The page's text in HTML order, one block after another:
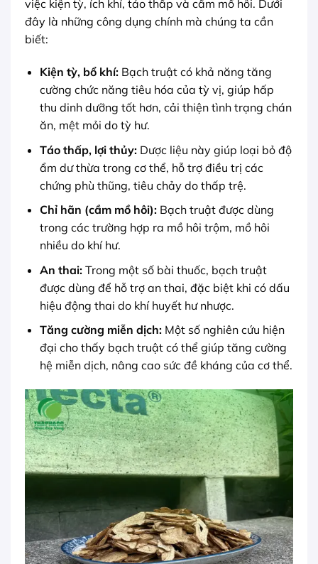
việc kiện tỳ, ích khí, táo thấp và cầm mồ hôi. Dưới
đây là những công dụng chính mà chúng ta cần
biết:
Kiện tỳ, bổ khí:Bạch truật có khả năng tăng
cường chức năng tiêu hóa của tỳ vị, giúp hấp
thu dinh dưỡng tốt hơn, cải thiện tình trạng chán
ăn, mệt mỏi do tỳ hư.
Táo thấp, lợi thủy:Dược liệu này giúp loại bỏ độ
ẩm dư thừa trong cơ thể, hỗ trợ điều trị các
chứng phù thũng, tiêu chảy do thấp trệ.
Chỉ hãn (cầm mồ hôi):Bạch truật được dùng
trong các trường hợp ra mồ hôi trộm, mồ hôi
nhiều do khí hư.
An thai:Trong một số bài thuốc, bạch truật
được dùng để hỗ trợ an thai, đặc biệt khi có dấu
hiệu động thai do khí huyết hư nhược.
Tăng cường miễn dịch:Một số nghiên cứu hiện
đại cho thấy bạch truật có thể giúp tăng cường
hệ miễn dịch, nâng cao sức đề kháng của cơ thể.